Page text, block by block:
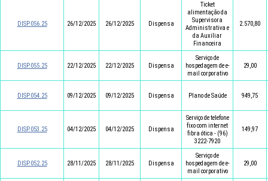
DISP.056.25 26/12/2025 26/12/2025 Dispensa
Ticket
alimentação da
Supervisora
Administrativa e
da Auxiliar
Financeira
2.570,80
DISP.055.25 22/12/2025 22/12/2025 Dispensa
Serviço de
hospedagem de e-
mail corporativo
29,00
DISP.054.25 09/12/2025 09/12/2025 Dispensa Plano de Saúde 949,75
DISP.053.25 04/12/2025 04/12/2025 Dispensa
Serviço de telefone
fixo com internet
fibra ótica - (96)
3222-7920
149,97
DISP.052.25 28/11/2025 28/11/2025 Dispensa
Serviço de
hospedagem de e-
mail corporativo
29,00